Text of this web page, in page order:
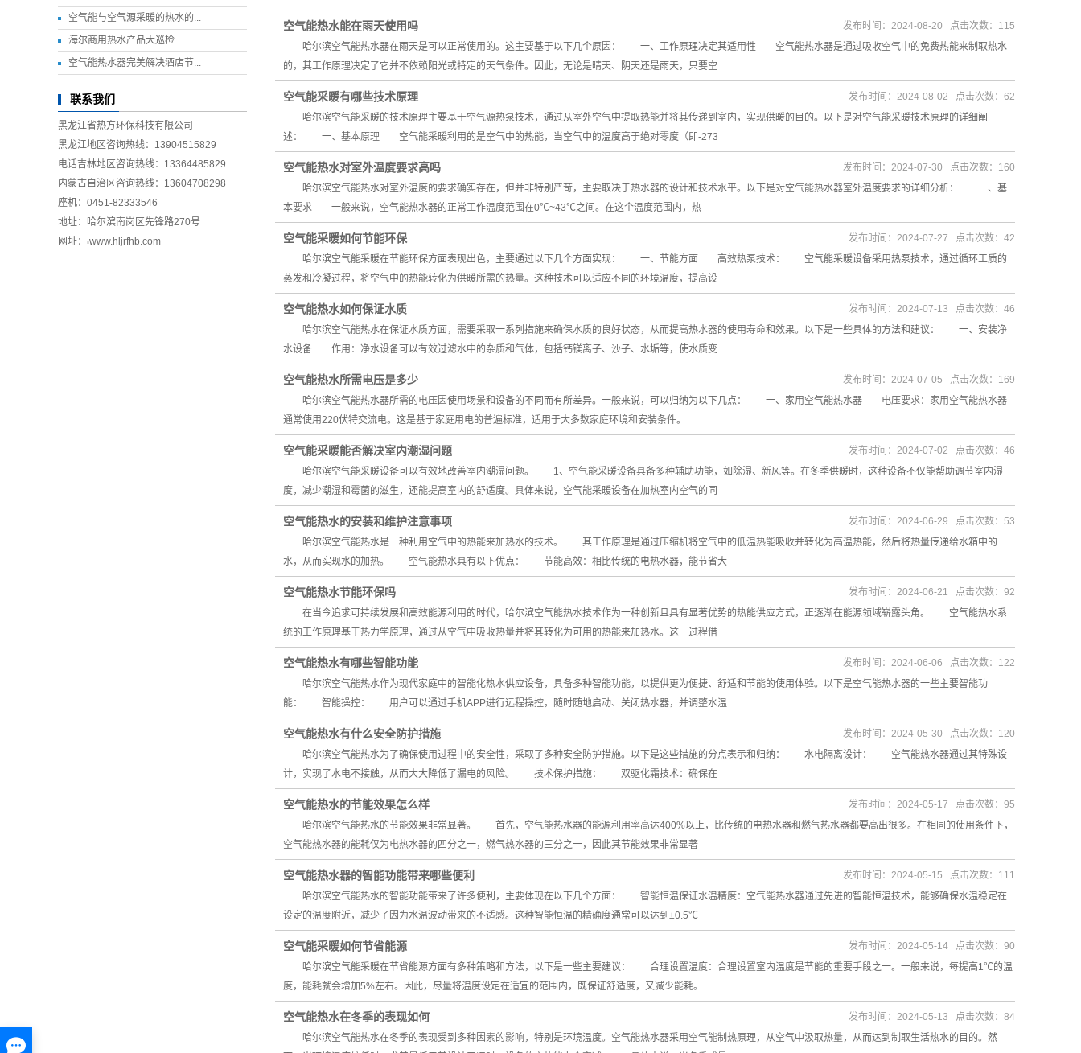
空气能与空气源采暖的热水的...
海尔商用热水产品大巡检
空气能热水器完美解决酒店节...
联系我们
黑龙江省热方环保科技有限公司
黑龙江地区咨询热线：13904515829
电话吉林地区咨询热线：13364485829
内蒙古自治区咨询热线：13604708298
座机：0451-82333546
地址：哈尔滨南岗区先锋路270号
网址：
www.hljrfhb.com
空气能热水能在雨天使用吗
哈尔滨空气能热水器在雨天是可以正常使用的。这主要基于以下几个原因： 一、工作原理决定其适用性 空气能热水器是通过吸收空气中的免费热能来制取热水
的，其工作原理决定了它并不依赖阳光或特定的天气条件。因此，无论是晴天、阴天还是雨天，只要空
发布时间：2024-08-20 点击次数：115
空气能采暖有哪些技术原理
哈尔滨空气能采暖的技术原理主要基于空气源热泵技术，通过从室外空气中提取热能并将其传递到室内，实现供暖的目的。以下是对空气能采暖技术原理的详细阐
述： 一、基本原理 空气能采暖利用的是空气中的热能，当空气中的温度高于绝对零度（即-273
发布时间：2024-08-02 点击次数：62
空气能热水对室外温度要求高吗
哈尔滨空气能热水对室外温度的要求确实存在，但并非特别严苛，主要取决于热水器的设计和技术水平。以下是对空气能热水器室外温度要求的详细分析： 一、基
本要求 一般来说，空气能热水器的正常工作温度范围在0℃~43℃之间。在这个温度范围内，热
发布时间：2024-07-30 点击次数：160
空气能采暖如何节能环保
哈尔滨空气能采暖在节能环保方面表现出色，主要通过以下几个方面实现： 一、节能方面 高效热泵技术： 空气能采暖设备采用热泵技术，通过循环工质的
蒸发和冷凝过程，将空气中的热能转化为供暖所需的热量。这种技术可以适应不同的环境温度，提高设
发布时间：2024-07-27 点击次数：42
空气能热水如何保证水质
哈尔滨空气能热水在保证水质方面，需要采取一系列措施来确保水质的良好状态，从而提高热水器的使用寿命和效果。以下是一些具体的方法和建议： 一、安装净
水设备 作用：净水设备可以有效过滤水中的杂质和气体，包括钙镁离子、沙子、水垢等，使水质变
发布时间：2024-07-13 点击次数：46
空气能热水所需电压是多少
哈尔滨空气能热水器所需的电压因使用场景和设备的不同而有所差异。一般来说，可以归纳为以下几点： 一、家用空气能热水器 电压要求：家用空气能热水器
通常使用220伏特交流电。这是基于家庭用电的普遍标准，适用于大多数家庭环境和安装条件。
发布时间：2024-07-05 点击次数：169
空气能采暖能否解决室内潮湿问题
哈尔滨空气能采暖设备可以有效地改善室内潮湿问题。 1、空气能采暖设备具备多种辅助功能，如除湿、新风等。在冬季供暖时，这种设备不仅能帮助调节室内湿
度，减少潮湿和霉菌的滋生，还能提高室内的舒适度。具体来说，空气能采暖设备在加热室内空气的同
发布时间：2024-07-02 点击次数：46
空气能热水的安装和维护注意事项
哈尔滨空气能热水是一种利用空气中的热能来加热水的技术。 其工作原理是通过压缩机将空气中的低温热能吸收并转化为高温热能，然后将热量传递给水箱中的
水，从而实现水的加热。 空气能热水具有以下优点： 节能高效：相比传统的电热水器，能节省大
发布时间：2024-06-29 点击次数：53
空气能热水节能环保吗
在当今追求可持续发展和高效能源利用的时代，哈尔滨空气能热水技术作为一种创新且具有显著优势的热能供应方式，正逐渐在能源领域崭露头角。 空气能热水系
统的工作原理基于热力学原理，通过从空气中吸收热量并将其转化为可用的热能来加热水。这一过程借
发布时间：2024-06-21 点击次数：92
空气能热水有哪些智能功能
哈尔滨空气能热水作为现代家庭中的智能化热水供应设备，具备多种智能功能，以提供更为便捷、舒适和节能的使用体验。以下是空气能热水器的一些主要智能功
能： 智能操控： 用户可以通过手机APP进行远程操控，随时随地启动、关闭热水器，并调整水温
发布时间：2024-06-06 点击次数：122
空气能热水有什么安全防护措施
哈尔滨空气能热水为了确保使用过程中的安全性，采取了多种安全防护措施。以下是这些措施的分点表示和归纳： 水电隔离设计： 空气能热水器通过其特殊设
计，实现了水电不接触，从而大大降低了漏电的风险。 技术保护措施： 双驱化霜技术：确保在
发布时间：2024-05-30 点击次数：120
空气能热水的节能效果怎么样
哈尔滨空气能热水的节能效果非常显著。 首先，空气能热水器的能源利用率高达400%以上，比传统的电热水器和燃气热水器都要高出很多。在相同的使用条件下，
空气能热水器的能耗仅为电热水器的四分之一，燃气热水器的三分之一，因此其节能效果非常显著
发布时间：2024-05-17 点击次数：95
空气能热水器的智能功能带来哪些便利
哈尔滨空气能热水的智能功能带来了许多便利，主要体现在以下几个方面： 智能恒温保证水温精度：空气能热水器通过先进的智能恒温技术，能够确保水温稳定在
设定的温度附近，减少了因为水温波动带来的不适感。这种智能恒温的精确度通常可以达到±0.5℃
发布时间：2024-05-15 点击次数：111
空气能采暖如何节省能源
哈尔滨空气能采暖在节省能源方面有多种策略和方法，以下是一些主要建议： 合理设置温度：合理设置室内温度是节能的重要手段之一。一般来说，每提高1℃的温
度，能耗就会增加5%左右。因此，尽量将温度设定在适宜的范围内，既保证舒适度，又减少能耗。
发布时间：2024-05-14 点击次数：90
空气能热水在冬季的表现如何
哈尔滨空气能热水在冬季的表现受到多种因素的影响，特别是环境温度。空气能热水器采用空气能制热原理，从空气中汲取热量，从而达到制取生活热水的目的。然
发布时间：2024-05-13 点击次数：84